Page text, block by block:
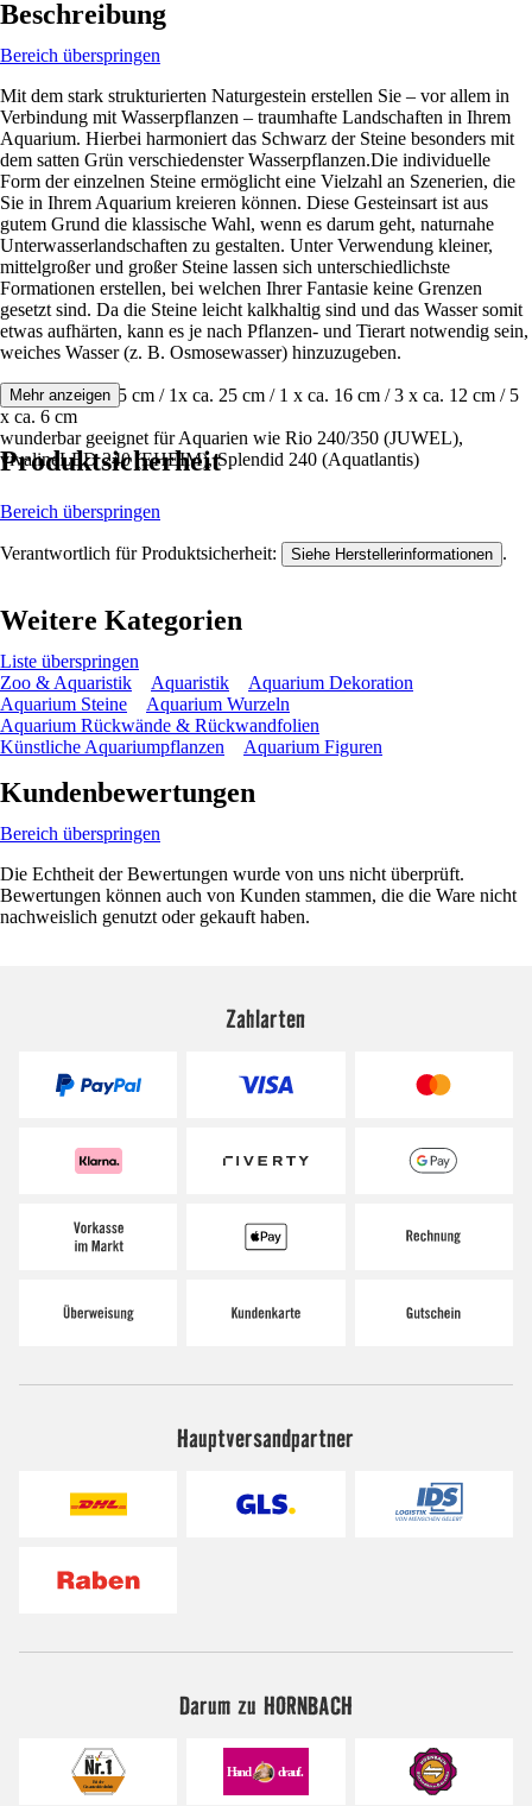
Beschreibung
Bereich überspringen
Mit dem stark strukturierten Naturgestein erstellen Sie – vor allem in
Verbindung mit Wasserpflanzen – traumhafte Landschaften in Ihrem
Aquarium. Hierbei harmoniert das Schwarz der Steine besonders mit
dem satten Grün verschiedenster Wasserpflanzen.Die individuelle
Form der einzelnen Steine ermöglicht eine Vielzahl an Szenerien, die
Sie in Ihrem Aquarium kreieren können. Diese Gesteinsart ist aus
gutem Grund die klassische Wahl, wenn es darum geht, naturnahe
Unterwasserlandschaften zu gestalten. Unter Verwendung kleiner,
mittelgroßer und großer Steine lassen sich unterschiedlichste
Formationen erstellen, bei welchen Ihrer Fantasie keine Grenzen
gesetzt sind. Da die Steine leicht kalkhaltig sind und das Wasser somit
etwas aufhärten, kann es je nach Pflanzen- und Tierart notwendig sein,
weiches Wasser (z. B. Osmosewasser) hinzuzugeben.
Enthält 1x ca. 35 cm / 1x ca. 25 cm / 1 x ca. 16 cm / 3 x ca. 12 cm / 5
x ca. 6 cm
wunderbar geeignet für Aquarien wie Rio 240/350 (JUWEL),
vivalineLED 240 (EHEIM), Splendid 240 (Aquatlantis)
Mehr anzeigen
Produktsicherheit
Bereich überspringen
Verantwortlich für Produktsicherheit: Siehe Herstellerinformationen .
Weitere Kategorien
Liste überspringen
Zoo & Aquaristik
Aquaristik
Aquarium Dekoration
Aquarium Steine
Aquarium Wurzeln
Aquarium Rückwände & Rückwandfolien
Künstliche Aquariumpflanzen
Aquarium Figuren
Kundenbewertungen
Bereich überspringen
Die Echtheit der Bewertungen wurde von uns nicht überprüft.
Bewertungen können auch von Kunden stammen, die die Ware nicht
nachweislich genutzt oder gekauft haben.
Zahlarten
Hauptversandpartner
Darum zu HORNBACH